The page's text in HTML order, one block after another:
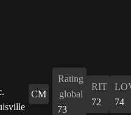
CM
Rating
global
73
RIT
72
74